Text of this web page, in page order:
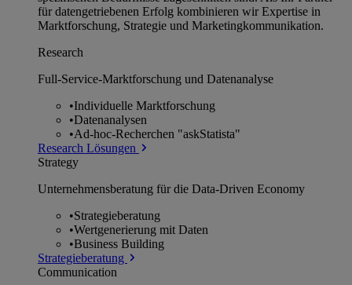
für datengetriebenen Erfolg kombinieren wir Expertise in
Marktforschung, Strategie und Marketingkommunikation.
Research
Full-Service-Marktforschung und Datenanalyse
•Individuelle Marktforschung
•Datenanalysen
•Ad-hoc-Recherchen "askStatista"
Research Lösungen
Strategy
Unternehmens­beratung für die Data-Driven Economy
•Strategieberatung
•Wertgenerierung mit Daten
•Business Building
Strategieberatung
Communication